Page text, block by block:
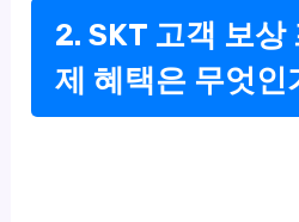
2. SKT 고객 보상
제 혜택은 무엇인